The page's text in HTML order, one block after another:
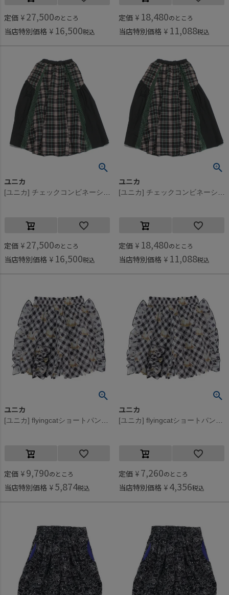
定価 ¥ 27,500のところ
当店特別価格 ¥ 16,500税込
定価 ¥ 18,480のところ
当店特別価格 ¥ 11,088税込
ユニカ
定価 ¥ 27,500のところ
当店特別価格 ¥ 16,500税込
ユニカ
定価 ¥ 18,480のところ
当店特別価格 ¥ 11,088税込
ユニカ
定価 ¥ 9,790のところ
当店特別価格 ¥ 5,874税込
ユニカ
定価 ¥ 7,260のところ
当店特別価格 ¥ 4,356税込